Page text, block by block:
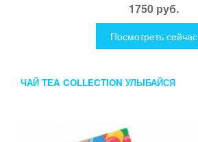
1750 руб.
Посмотреть сейчас
ЧАЙ TEA COLLECTION УЛЫБАЙСЯ